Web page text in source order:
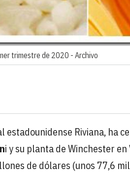
trimestre de 2020 - Archivo
estadounidense Riviana, ha
i y su planta de Winchester
de dólares (unos 77,6